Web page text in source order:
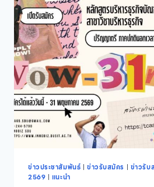
ข่าวประชาสัมพันธ์ | ข่าวรับสมัคร | ข่าวรับ
2569 | แนะนำ